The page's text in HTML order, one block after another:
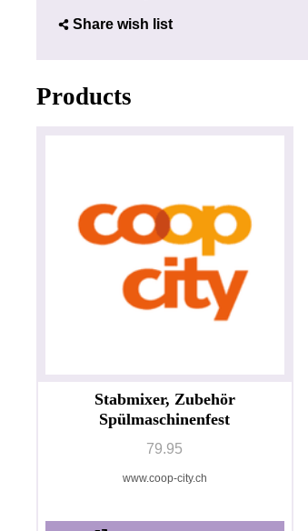
Share wish list
Products
Stabmixer, Zubehör
Spülmaschinenfest
79.95
www.coop-city.ch